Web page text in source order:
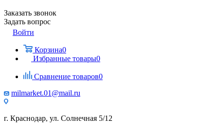
Заказать звонок
Задать вопрос
Войти
Корзина0
Избранные товары0
Сравнение товаров0
milmarket.01@mail.ru
г. Краснодар, ул. Солнечная 5/12